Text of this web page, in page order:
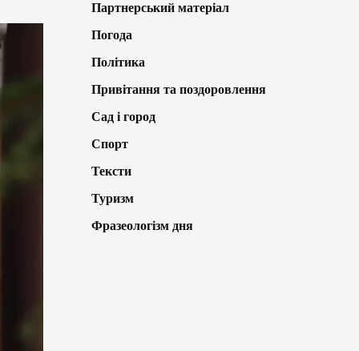
Партнерський матеріал
Погода
Політика
Привітання та поздоровлення
Сад і город
Спорт
Тексти
Туризм
Фразеологізм дня